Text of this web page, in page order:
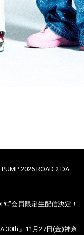
2026 ROAD 2 DA
会員限定生配信決定！
30th」11月27日(金)神奈